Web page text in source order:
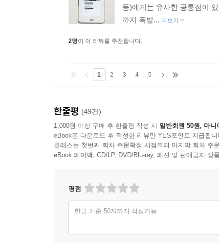
등)에게는 유사한 공통점이
까지 폭발... 더보기
2명이 이 리뷰를 추천합니다.
1 2 3 4 5
한줄평 (49건)
1,000원 이상 구매 후 한줄평 작성 시 일반회원 50원, 마니
eBook은 다운로드 후 작성한 리뷰만 YES포인트 지급됩니
클래스는 첫번째 회차 주문확정 시점부터 마지막 회차 주
eBook 페이백, CD/LP, DVD/Blu-ray, 패션 및 판매금지 상
평점
한글 기준 50자까지 작성가능